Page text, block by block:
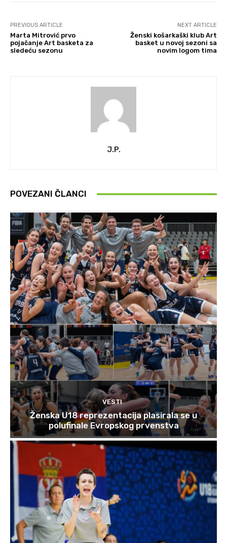
PREVIOUS ARTICLE
Marta Mitrović prvo
pojačanje Art basketa za
sledeću sezonu
NEXT ARTICLE
Ženski košarkaški klub Art
basket u novoj sezoni sa
novim logom tima
J.P.
POVEZANI ČLANCI
VESTI
Ženska U18 reprezentacija plasirala se u
polufinale Evropskog prvenstva